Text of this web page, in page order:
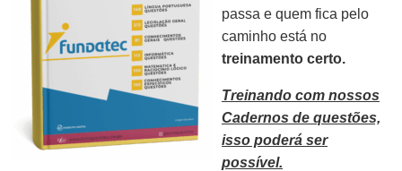
passa e quem fica pelo
caminho está no
treinamento certo.
Treinando com nossos
Cadernos de questões,
isso poderá ser
possível.